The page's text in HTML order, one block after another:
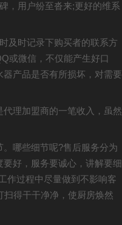
，用户纷至沓来;更好的维系
及时记录下购买者的联系方
或微信，不仅能产生好口
产品是否有所损坏，对需要
理加盟商的一笔收入，虽然
哪些细节呢?售后服务分为
好，服务要诚心，讲解要细
作过程中尽量做到不影响客
扫得干干净净，使厨房焕然